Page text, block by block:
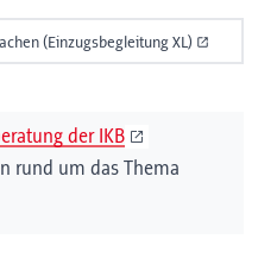
(Einzugsbegleitung XL)
der IKB
rund um das Thema